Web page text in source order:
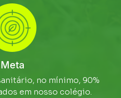
Meta
no mínimo, 90%
em nosso colégio.